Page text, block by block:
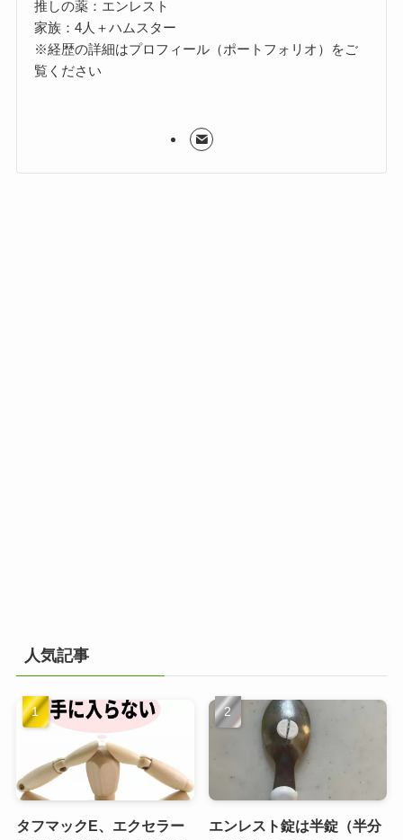
推しの薬：エンレスト
家族：4人＋ハムスター
※経歴の詳細はプロフィール（ポートフォリオ）をご
覧ください
人気記事
タフマックE、エクセラー
エンレスト錠は半錠（半分